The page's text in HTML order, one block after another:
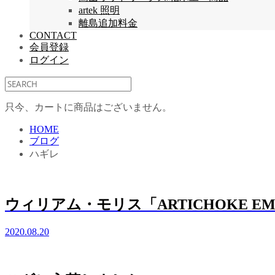
artek 照明
離島追加料金
CONTACT
会員登録
ログイン
只今、カートに商品はございません。
HOME
ブログ
ハギレ
ウィリアム・モリス「ARTICHOKE
2020.08.20